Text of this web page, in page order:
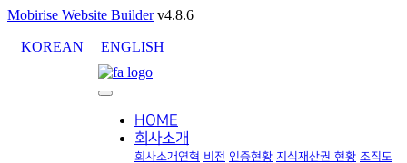
Mobirise Website Builderv4.8.6
KOREAN ENGLISH
HOME
회사소개
회사소개연혁 비전 인증현황 지식재산권 현황 조직도